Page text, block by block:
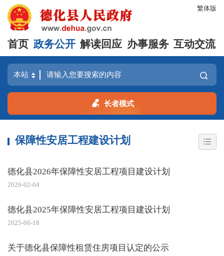
繁体版
首页 政务公开 解读回应 办事服务 互动交流
长者模式
保障性安居工程建设计划
德化县2026年保障性安居工程项目建设计划
2026-02-04
德化县2025年保障性安居工程项目建设计划
2025-06-18
关于德化县保障性租赁住房项目认定的公示